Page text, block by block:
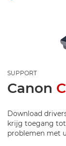
SUPPORT
Canon
Download
krijg toegang
problemen met